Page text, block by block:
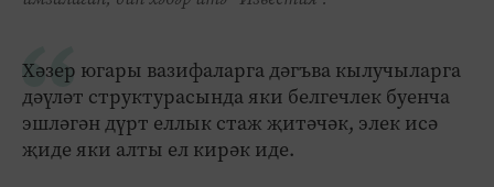
Хәзер югары вазифаларга дәгъва кылучыларга
дәүләт структурасында яки белгечлек буенча
эшләгән дүрт еллык стаж җитәчәк, элек исә
җиде яки алты ел кирәк иде.